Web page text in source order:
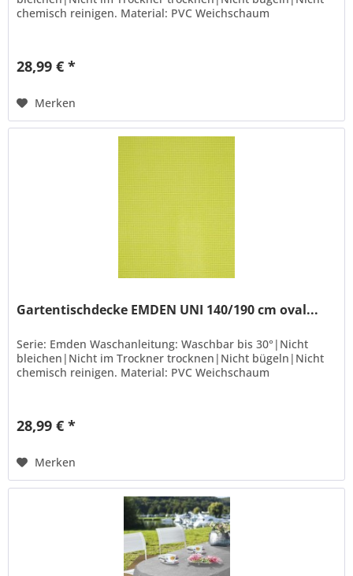
chemisch reinigen. Material: PVC Weichschaum
28,99 € *
Merken
Gartentischdecke EMDEN UNI 140/190 cm oval...
Serie: Emden Waschanleitung: Waschbar bis 30°|Nicht
bleichen|Nicht im Trockner trocknen|Nicht bügeln|Nicht
chemisch reinigen. Material: PVC Weichschaum
28,99 € *
Merken